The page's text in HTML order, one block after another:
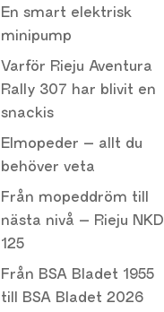
En smart elektrisk
minipump
Varför Rieju Aventura
Rally 307 har blivit en
snackis
Elmopeder – allt du
behöver veta
Från mopeddröm till
nästa nivå – Rieju NKD
125
Från BSA Bladet 1955
till BSA Bladet 2026